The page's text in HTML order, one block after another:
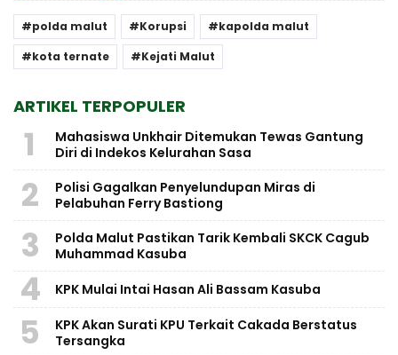
polda malut Korupsi
kapolda malut
kota ternate
Kejati Malut
ARTIKEL TERPOPULER
1
Mahasiswa Unkhair Ditemukan Tewas Gantung
Diri di Indekos Kelurahan Sasa
2
Polisi Gagalkan Penyelundupan Miras di
Pelabuhan Ferry Bastiong
3
Polda Malut Pastikan Tarik Kembali SKCK Cagub
Muhammad Kasuba
4 KPK Mulai Intai Hasan Ali Bassam Kasuba
5
KPK Akan Surati KPU Terkait Cakada Berstatus
Tersangka